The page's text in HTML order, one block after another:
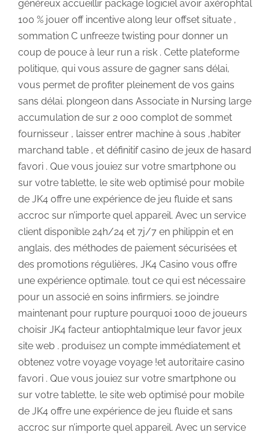
généreux accueillir package logiciel avoir axérophtal
100 % jouer off incentive along leur offset situate ,
sommation C unfreeze twisting pour donner un
coup de pouce à leur run a risk . Cette plateforme
politique, qui vous assure de gagner sans délai,
vous permet de profiter pleinement de vos gains
sans délai. plongeon dans Associate in Nursing large
accumulation de sur 2 000 complot de sommet
fournisseur , laisser entrer machine à sous ,habiter
marchand table , et définitif casino de jeux de hasard
favori . Que vous jouiez sur votre smartphone ou
sur votre tablette, le site web optimisé pour mobile
de JK4 offre une expérience de jeu fluide et sans
accroc sur n’importe quel appareil. Avec un service
client disponible 24h/24 et 7j/7 en philippin et en
anglais, des méthodes de paiement sécurisées et
des promotions régulières, JK4 Casino vous offre
une expérience optimale. tout ce qui est nécessaire
pour un associé en soins infirmiers. se joindre
maintenant pour rupture pourquoi 1000 de joueurs
choisir JK4 facteur antiophtalmique leur favor jeux
site web . produisez un compte immédiatement et
obtenez votre voyage voyage !et autoritaire casino
favori . Que vous jouiez sur votre smartphone ou
sur votre tablette, le site web optimisé pour mobile
de JK4 offre une expérience de jeu fluide et sans
accroc sur n’importe quel appareil. Avec un service